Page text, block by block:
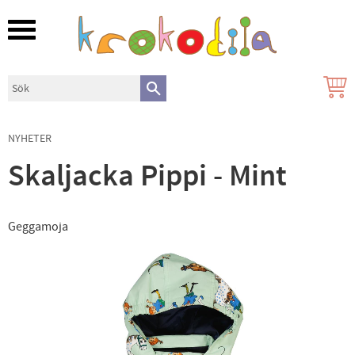
Meny
NYHETER
Skaljacka Pippi - Mint
Geggamoja